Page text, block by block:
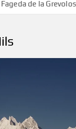
la Grevolosa: El